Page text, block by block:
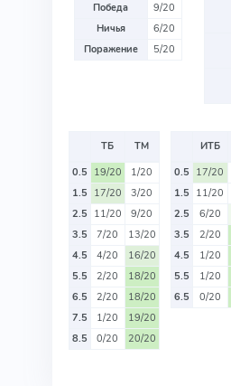
Победа
9/20
Ничья
6/20
Поражение
5/20
ТБ
ТМ
0.5 19/20
1/20
1.5 17/20
3/20
2.5 11/20
9/20
3.5
7/20
13/20
4.5
4/20
16/20
5.5
2/20
18/20
6.5
2/20
18/20
7.5
1/20
19/20
8.5
0/20 20/20
ИТБ
0.5 17/20
1.5 11/20
2.5
6/20
3.5
2/20
4.5
1/20
5.5
1/20
6.5
0/20